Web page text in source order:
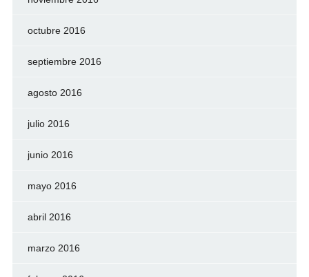
octubre 2016
septiembre 2016
agosto 2016
julio 2016
junio 2016
mayo 2016
abril 2016
marzo 2016